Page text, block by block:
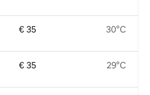
€ 35
€ 35
30°C
29°C